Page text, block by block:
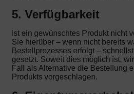
5. Verfügbarkeit
Ist ein gewünschtes Produkt nicht
Sie hierüber – wenn nicht bereits
Bestellprozesses erfolgt –
gesetzt. Soweit dies möglich ist,
Fall als Alternative die Bestellung
Produkts vorgeschlagen.